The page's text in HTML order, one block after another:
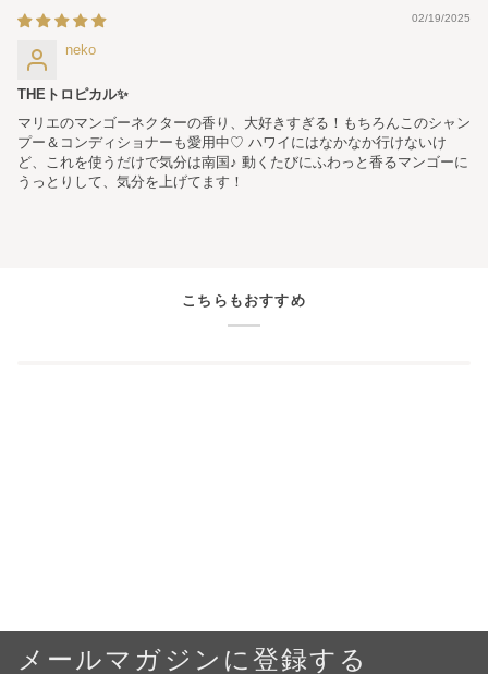
02/19/2025
neko
THEトロピカル✨
マリエのマンゴーネクターの香り、大好きすぎる！もちろんこのシャン
プー＆コンディショナーも愛用中♡ ハワイにはなかなか行けないけ
ど、これを使うだけで気分は南国♪ 動くたびにふわっと香るマンゴーに
うっとりして、気分を上げてます！
こちらもおすすめ
メールマガジンに登録する